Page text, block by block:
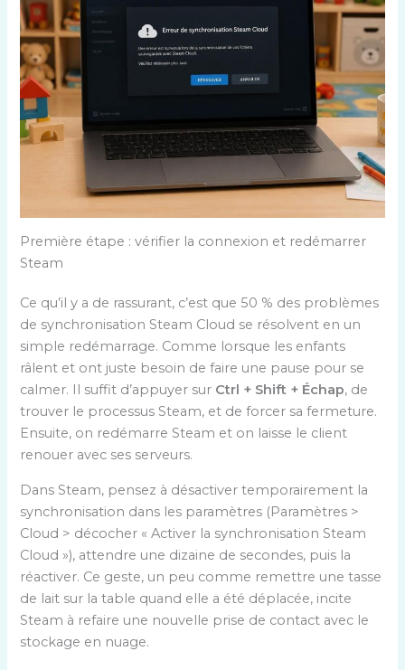
Première étape : vérifier la connexion et redémarrer
Steam
Ce qu’il y a de rassurant, c’est que 50 % des problèmes
de synchronisation Steam Cloud se résolvent en un
simple redémarrage. Comme lorsque les enfants
râlent et ont juste besoin de faire une pause pour se
calmer. Il suffit d’appuyer sur Ctrl + Shift + Échap, de
trouver le processus Steam, et de forcer sa fermeture.
Ensuite, on redémarre Steam et on laisse le client
renouer avec ses serveurs.
Dans Steam, pensez à désactiver temporairement la
synchronisation dans les paramètres (Paramètres >
Cloud > décocher « Activer la synchronisation Steam
Cloud »), attendre une dizaine de secondes, puis la
réactiver. Ce geste, un peu comme remettre une tasse
de lait sur la table quand elle a été déplacée, incite
Steam à refaire une nouvelle prise de contact avec le
stockage en nuage.